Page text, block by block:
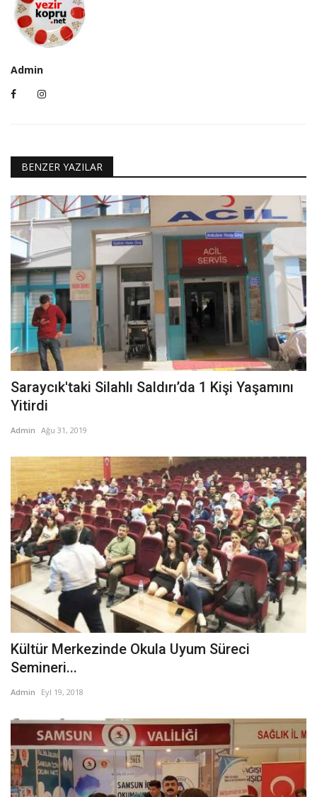
Admin
BENZER YAZILAR
Saraycık'taki Silahlı Saldırı’da 1 Kişi Yaşamını
Yitirdi
Admin Ağu 31, 2019
Kültür Merkezinde Okula Uyum Süreci
Semineri...
Admin Eyl 19, 2018